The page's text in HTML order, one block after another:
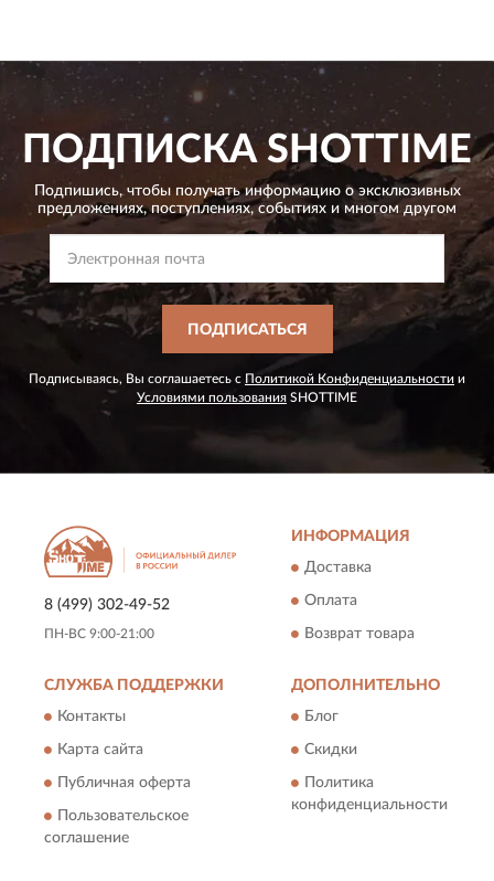
ПОДПИСКА SHOTTIME
Подпишись, чтобы получать информацию о эксклюзивных
предложениях,поступлениях, событиях и многом другом
ПОДПИСАТЬСЯ
Подписываясь, Вы соглашаетесь с Политикой Конфиденциальности и
Условиями пользования SHOTTIME
8 (499) 302-49-52
ПН-ВС 9:00-21:00
ИНФОРМАЦИЯ
Доставка
Оплата
Возврат товара
СЛУЖБА ПОДДЕРЖКИ
Контакты
Карта сайта
Публичная оферта
Пользовательское
соглашение
ДОПОЛНИТЕЛЬНО
Блог
Скидки
Политика
конфиденциальности